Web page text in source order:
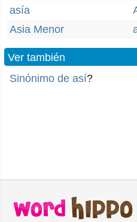
asía
Asia Menor
Ver también
Sinónimo de así?